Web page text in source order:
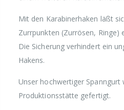
Mit den Karabinerhaken läßt
Zurrpunkten (Zurrösen, Ringe)
Die Sicherung verhindert ein
Hakens.
Unser hochwertiger Spanngurt
Produktionsstätte gefertigt.